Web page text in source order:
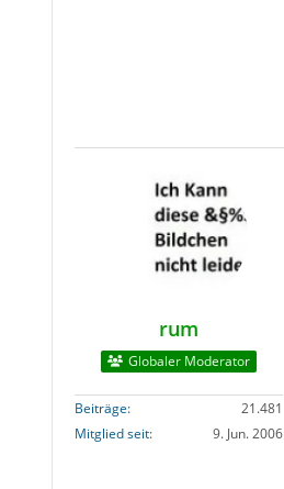
rum
Globaler Moderator
Beiträge
21.481
Mitglied seit
9. Jun. 2006